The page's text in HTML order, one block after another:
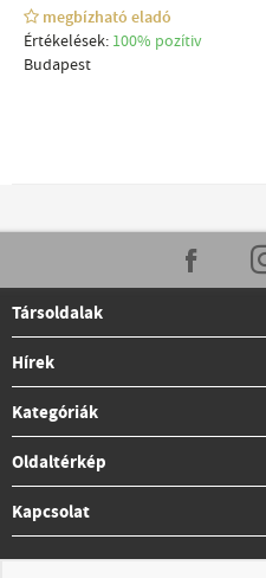
megbízható eladó
Értékelések: 100% pozítiv
Budapest
Társoldalak
Hírek
Kategóriák
Oldaltérkép
Kapcsolat